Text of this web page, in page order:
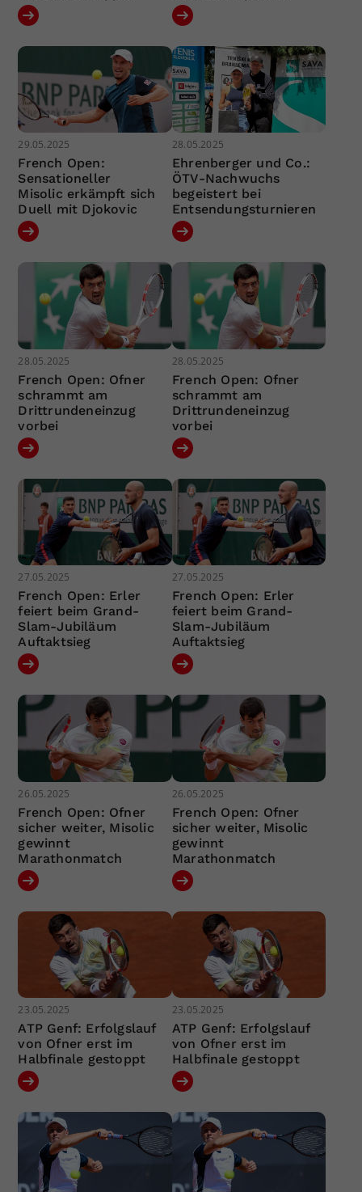
29.05.2025
French Open:
Sensationeller
Misolic erkämpft sich
Duell mit Djokovic
28.05.2025
Ehrenberger und Co.:
ÖTV-Nachwuchs
begeistert bei
Entsendungsturnieren
28.05.2025
French Open: Ofner
schrammt am
Drittrundeneinzug
vorbei
28.05.2025
French Open: Ofner
schrammt am
Drittrundeneinzug
vorbei
27.05.2025
French Open: Erler
feiert beim Grand-
Slam-Jubiläum
Auftaktsieg
27.05.2025
French Open: Erler
feiert beim Grand-
Slam-Jubiläum
Auftaktsieg
26.05.2025
French Open: Ofner
sicher weiter, Misolic
gewinnt
Marathonmatch
26.05.2025
French Open: Ofner
sicher weiter, Misolic
gewinnt
Marathonmatch
23.05.2025
ATP Genf: Erfolgslauf
von Ofner erst im
Halbfinale gestoppt
23.05.2025
ATP Genf: Erfolgslauf
von Ofner erst im
Halbfinale gestoppt